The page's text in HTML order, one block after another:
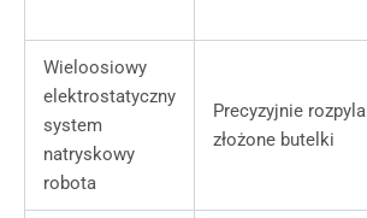
Wieloosiowy
elektrostatyczny
system
natryskowy
robota
Precyzyjnie rozpyla
złożone butelki